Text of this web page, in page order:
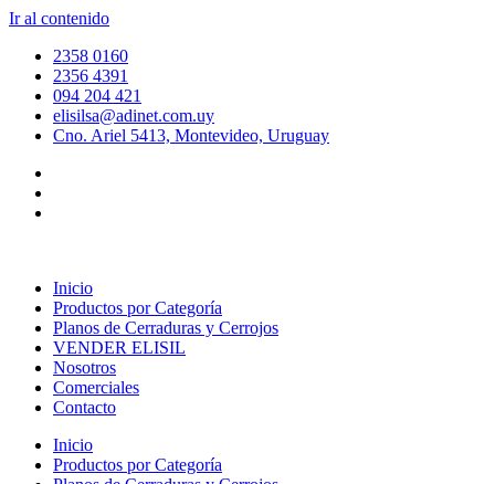
Ir al contenido
2358 0160
2356 4391
094 204 421
elisilsa@adinet.com.uy
Cno. Ariel 5413, Montevideo, Uruguay
Inicio
Productos por Categoría
Planos de Cerraduras y Cerrojos
VENDER ELISIL
Nosotros
Comerciales
Contacto
Inicio
Productos por Categoría